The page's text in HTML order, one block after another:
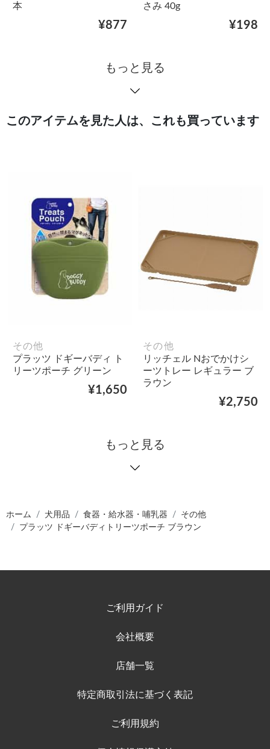
本
¥877
さみ 40g
¥198
もっと見る
このアイテムを見た人は、これも買っています
その他
プラッツ ドギーバディ ト
リーツポーチ グリーン
¥1,650
その他
リッチェル Nおでかけシ
ーツトレー レギュラー ブ
ラウン
¥2,750
もっと見る
ホーム 犬用品 食器・給水器・哺乳器
その他
プラッツ ドギーバディトリーツポーチ ブラウン
ご利用ガイド
会社概要
店舗一覧
特定商取引法に基づく表記
ご利用規約